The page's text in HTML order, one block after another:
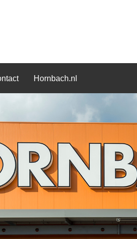
Hornbach.nl